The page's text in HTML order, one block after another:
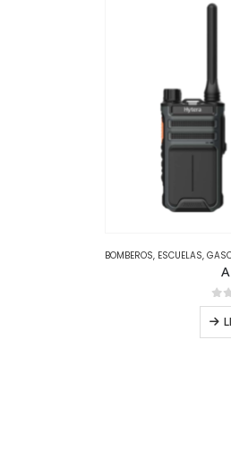
BOMBEROS, ESCUELAS,
0